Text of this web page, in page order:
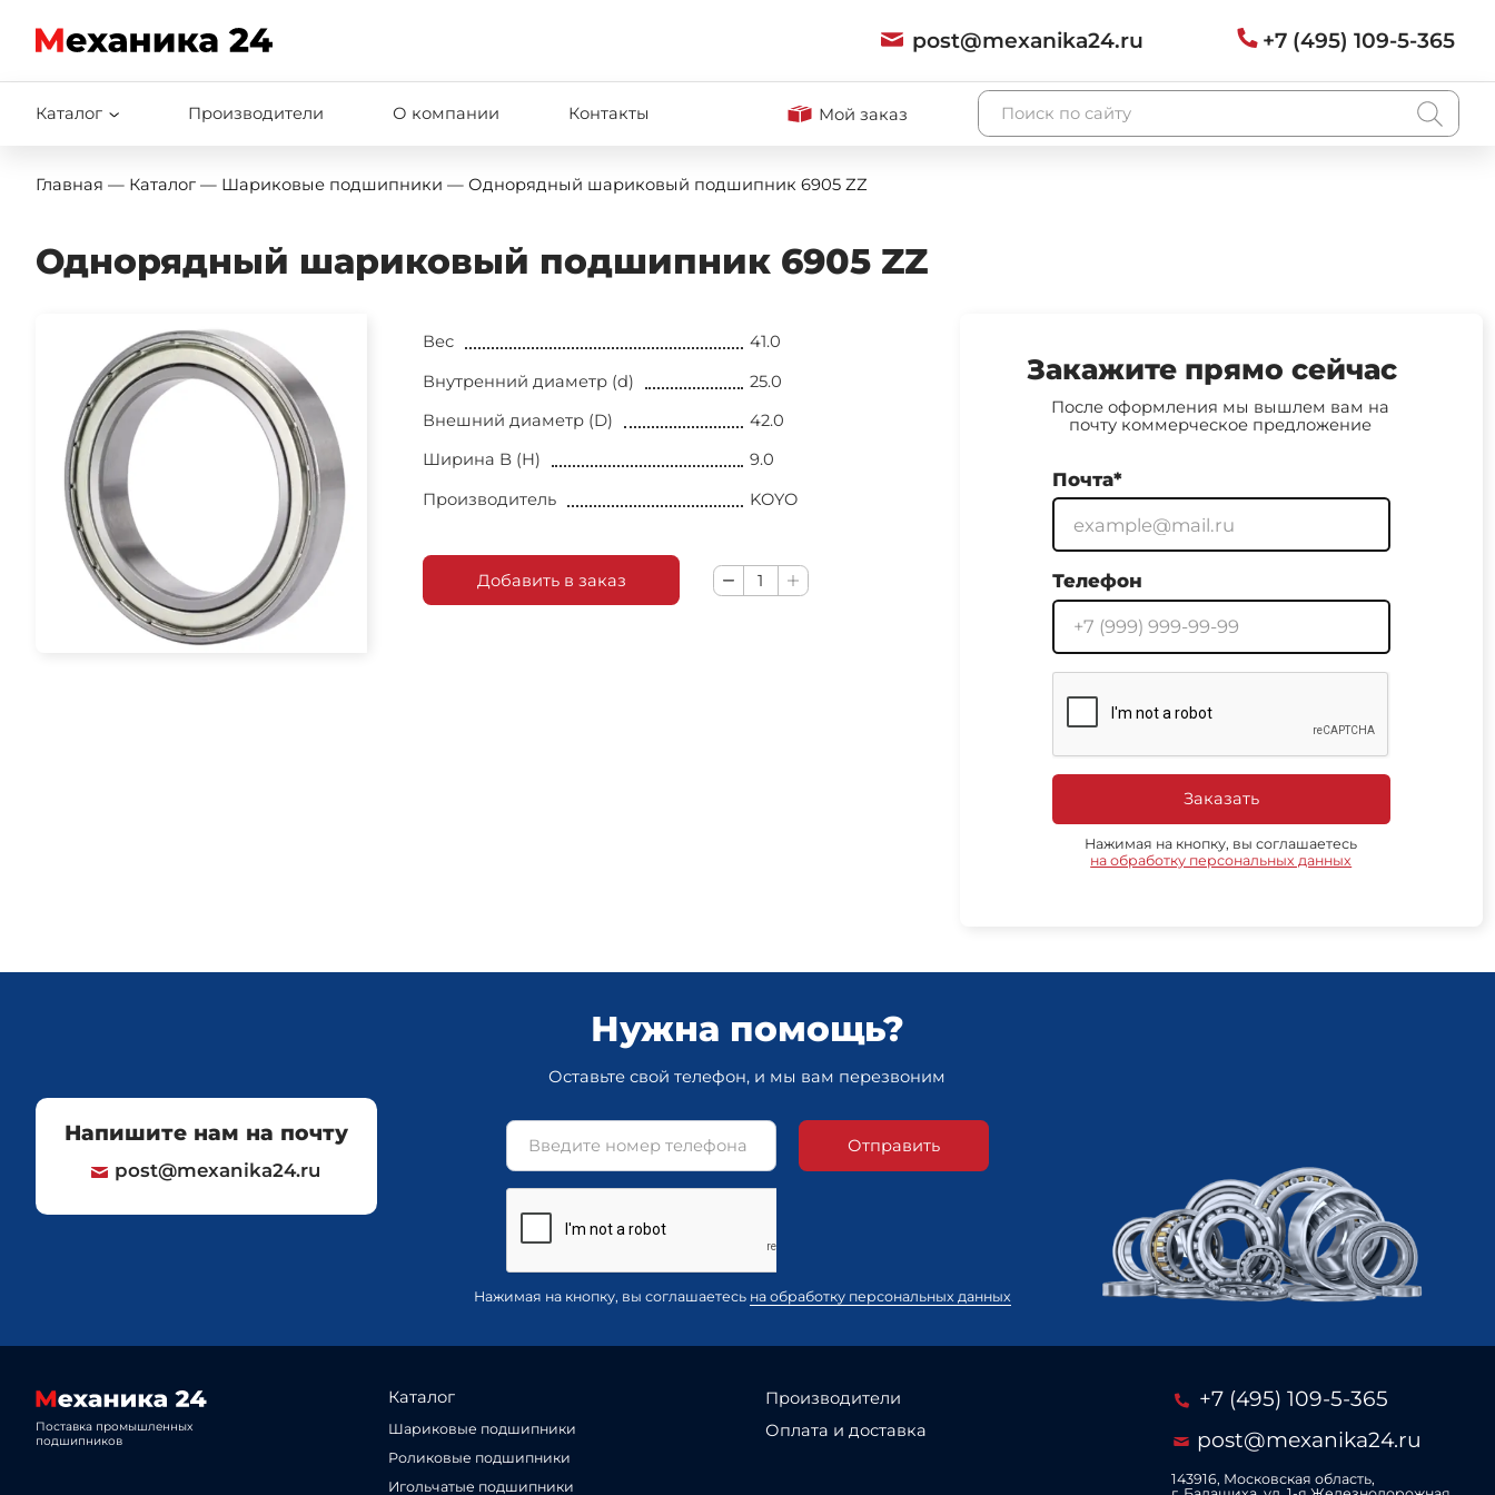
post@mexanika24.ru +7 (495) 109-5-365
Каталог
Шариковые подшипники
Игольчатые подшипники
Подшипниковые разборные узлы
Подшипниковые узлы
Опорные ролики
Подшипники ГОСТ
Производители О компании Контакты Мой заказ
Главная — Каталог — Шариковые подшипники — Однорядный шариковый подшипник 6905 ZZ
Однорядный шариковый подшипник 6905 ZZ
Вес
41.0
Внутренний диаметр (d)
25.0
Внешний диаметр (D)
42.0
Ширина B (H)
9.0
Производитель
KOYO
Добавить в заказ
Закажите прямо сейчас
После оформления мы вышлем вам на
почту коммерческое предложение
Почта*
Телефон
Заказать
Нажимая на кнопку, вы соглашаетесь
на обработку персональных данных
Напишите нам на почту
post@mexanika24.ru
Нужна помощь?
Оставьте свой телефон, и мы вам перезвоним
Отправить
Нажимая на кнопку, вы соглашаетесь на обработку персональных данных
Поставка промышленных
подшипников
Каталог
Шариковые подшипники
Роликовые подшипники
Игольчатые подшипники
Производители
Оплата и доставка
+7 (495) 109-5-365
post@mexanika24.ru
143916, Московская область,